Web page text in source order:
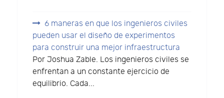
6 maneras en que los ingenieros civiles
pueden usar el diseño de experimentos
para construir una mejor infraestructura
Por Joshua Zable. Los ingenieros civiles se
enfrentan a un constante ejercicio de
equilibrio. Cada...